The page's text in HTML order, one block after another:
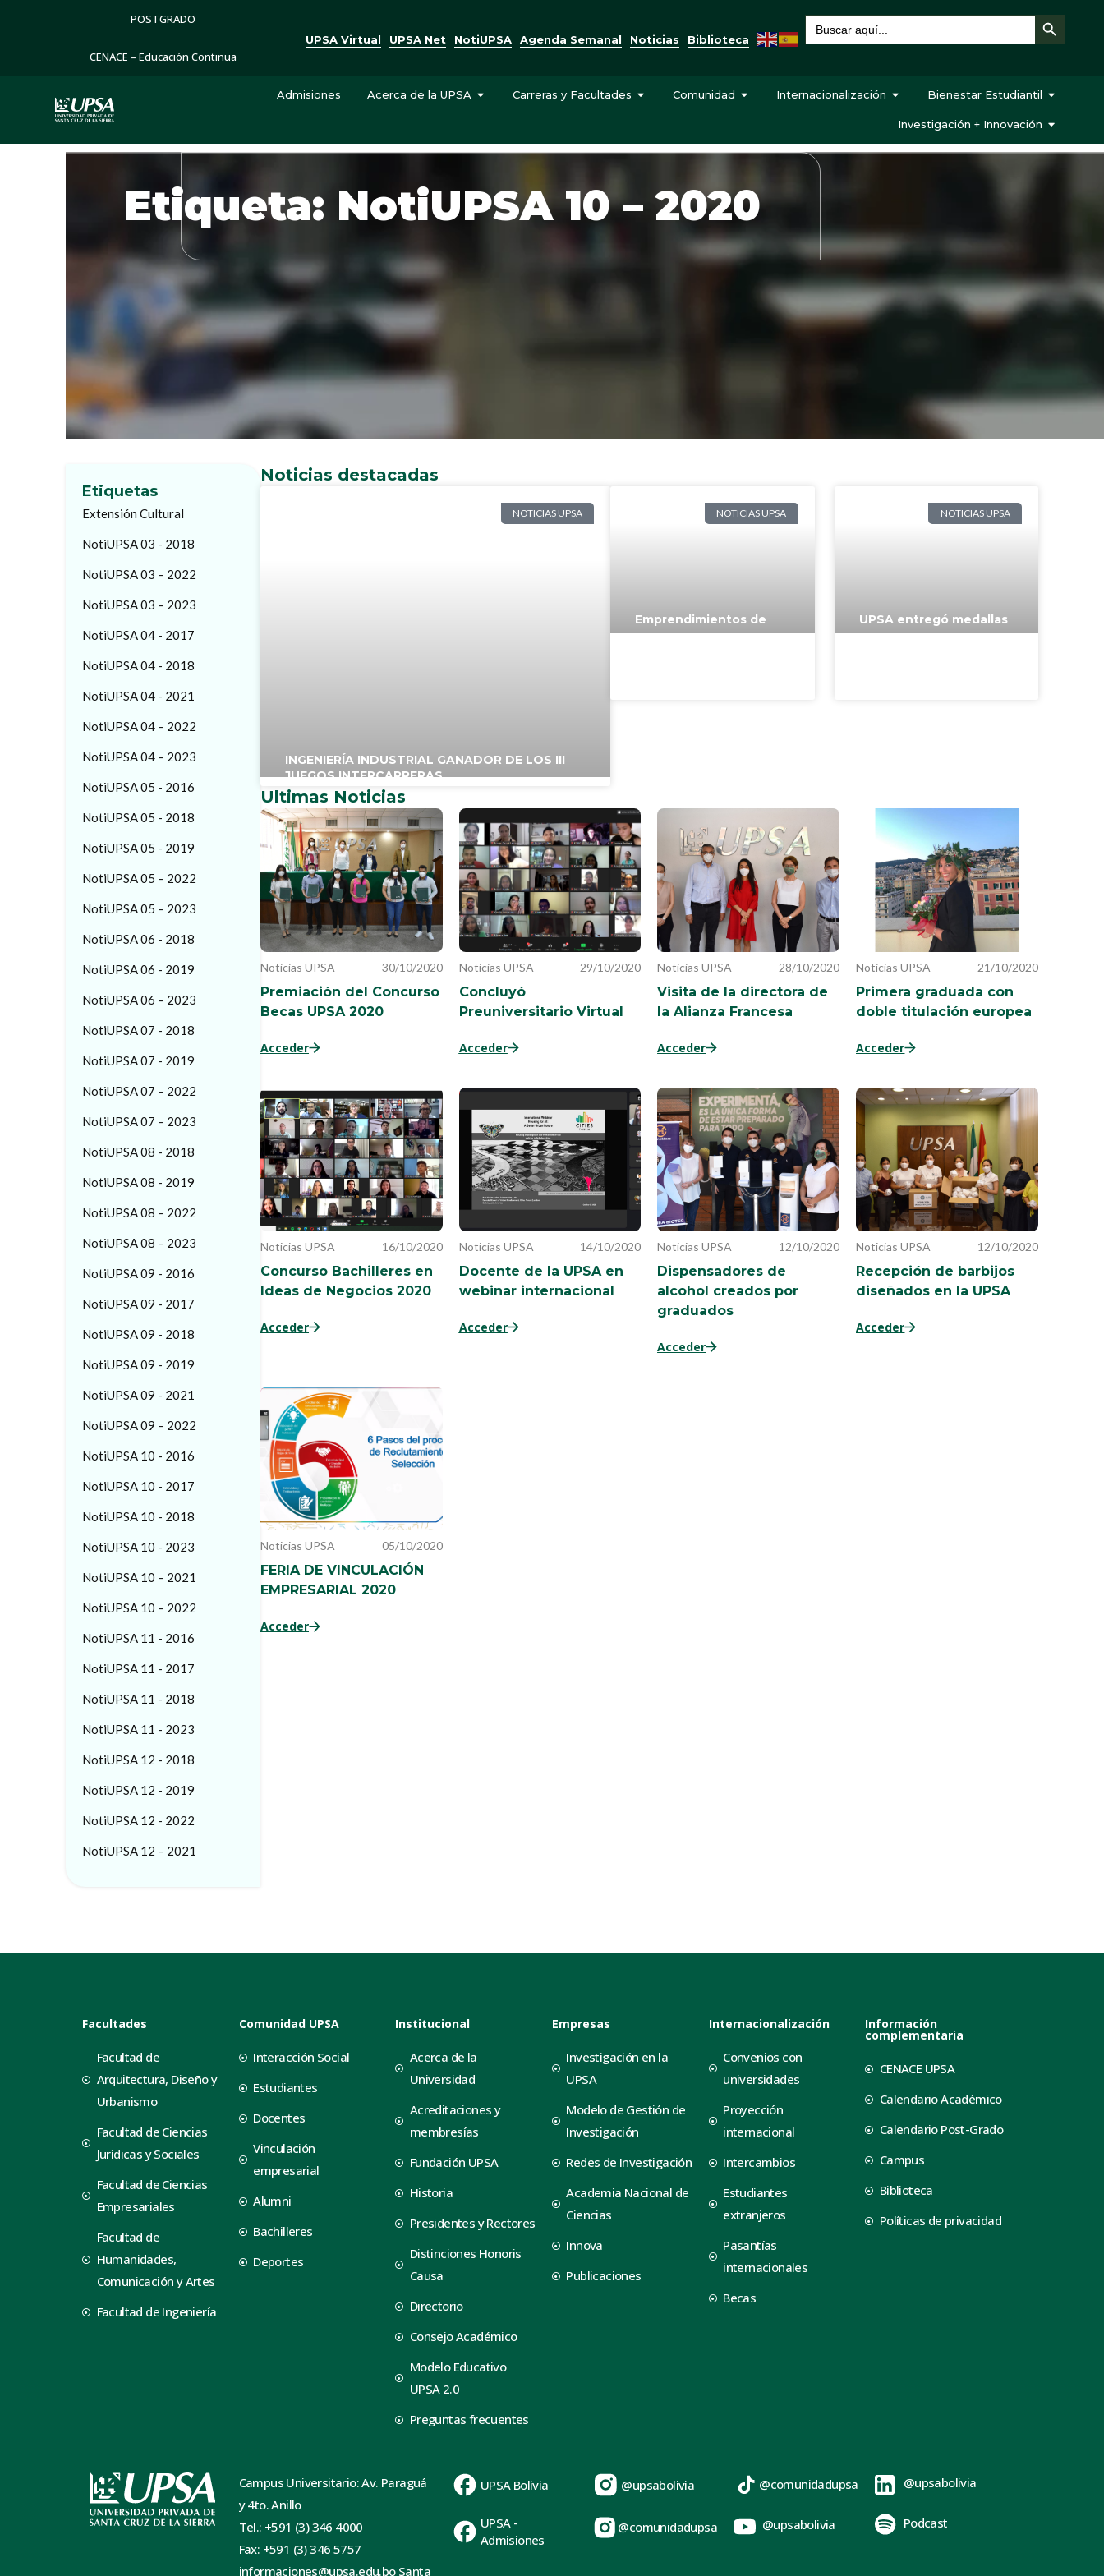
POSTGRADO
CENACE – Educación Continua
UPSA Virtual UPSA Net NotiUPSA Agenda Semanal Noticias Biblioteca
Buscar: Botón de búsqueda
Admisiones Acerca de la UPSA Carreras y Facultades Comunidad Internacionalización Bienestar Estudiantil
Investigación + Innovación
Etiqueta: NotiUPSA 10 – 2020
Etiquetas
Extensión Cultural
NotiUPSA 03 - 2018
NotiUPSA 03 – 2022
NotiUPSA 03 – 2023
NotiUPSA 04 - 2017
NotiUPSA 04 - 2018
NotiUPSA 04 - 2021
NotiUPSA 04 – 2022
NotiUPSA 04 – 2023
NotiUPSA 05 - 2016
NotiUPSA 05 - 2018
NotiUPSA 05 - 2019
NotiUPSA 05 – 2022
NotiUPSA 05 – 2023
NotiUPSA 06 - 2018
NotiUPSA 06 - 2019
NotiUPSA 06 – 2023
NotiUPSA 07 - 2018
NotiUPSA 07 - 2019
NotiUPSA 07 – 2022
NotiUPSA 07 – 2023
NotiUPSA 08 - 2018
NotiUPSA 08 - 2019
NotiUPSA 08 – 2022
NotiUPSA 08 – 2023
NotiUPSA 09 - 2016
NotiUPSA 09 - 2017
NotiUPSA 09 - 2018
NotiUPSA 09 - 2019
NotiUPSA 09 - 2021
NotiUPSA 09 – 2022
NotiUPSA 10 - 2016
NotiUPSA 10 - 2017
NotiUPSA 10 - 2018
NotiUPSA 10 - 2023
NotiUPSA 10 – 2021
NotiUPSA 10 – 2022
NotiUPSA 11 - 2016
NotiUPSA 11 - 2017
NotiUPSA 11 - 2018
NotiUPSA 11 - 2023
NotiUPSA 12 - 2018
NotiUPSA 12 - 2019
NotiUPSA 12 - 2022
NotiUPSA 12 – 2021
Noticias destacadas
NOTICIAS UPSA
INGENIERÍA INDUSTRIAL GANADOR DE LOS III
JUEGOS INTERCARRERAS
NOTICIAS UPSA
Emprendimientos de
NOTICIAS UPSA
UPSA entregó medallas
Ultimas Noticias
Noticias UPSA 30/10/2020
Premiación del Concurso
Becas UPSA 2020
Acceder
Noticias UPSA 29/10/2020
Concluyó
Preuniversitario Virtual
Acceder
Noticias UPSA 28/10/2020
Visita de la directora de
la Alianza Francesa
Acceder
Noticias UPSA 21/10/2020
Primera graduada con
doble titulación europea
Acceder
Noticias UPSA 16/10/2020
Concurso Bachilleres en
Ideas de Negocios 2020
Acceder
Noticias UPSA 14/10/2020
Docente de la UPSA en
webinar internacional
Acceder
Noticias UPSA 12/10/2020
Dispensadores de
alcohol creados por
graduados
Acceder
Noticias UPSA 12/10/2020
Recepción de barbijos
diseñados en la UPSA
Acceder
Noticias UPSA 05/10/2020
FERIA DE VINCULACIÓN
EMPRESARIAL 2020
Acceder
Facultades
Facultad de
Arquitectura, Diseño y
Urbanismo
Facultad de Ciencias
Jurídicas y Sociales
Facultad de Ciencias
Empresariales
Facultad de
Humanidades,
Comunicación y Artes
Facultad de Ingeniería
Comunidad UPSA
Interacción Social
Estudiantes
Docentes
Vinculación
empresarial
Alumni
Bachilleres
Deportes
Institucional
Acerca de la
Universidad
Acreditaciones y
membresías
Fundación UPSA
Historia
Presidentes y Rectores
Distinciones Honoris
Causa
Directorio
Consejo Académico
Modelo Educativo
UPSA 2.0
Preguntas frecuentes
Empresas
Investigación en la
UPSA
Modelo de Gestión de
Investigación
Redes de Investigación
Academia Nacional de
Ciencias
Innova
Publicaciones
Internacionalización
Convenios con
universidades
Proyección
internacional
Intercambios
Estudiantes
extranjeros
Pasantías
internacionales
Becas
Información
complementaria
CENACE UPSA
Calendario Académico
Calendario Post-Grado
Campus
Biblioteca
Políticas de privacidad
Campus Universitario: Av. Paraguá
y 4to. Anillo
Tel.: +591 (3) 346 4000
Fax: +591 (3) 346 5757
informaciones@upsa.edu.bo Santa
UPSA Bolivia
UPSA -
Admisiones
@upsabolivia
@comunidadupsa
@comunidadupsa
@upsabolivia
@upsabolivia
Podcast